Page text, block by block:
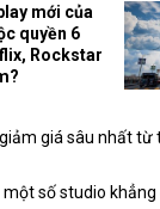
mới của
quyền 6
Rockstar
giá sâu nhất
số studio khẳng